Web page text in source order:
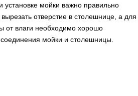
мойки важно правильно
отверстие в столешнице, а для
от влаги необходимо хорошо
мойки и столешницы.